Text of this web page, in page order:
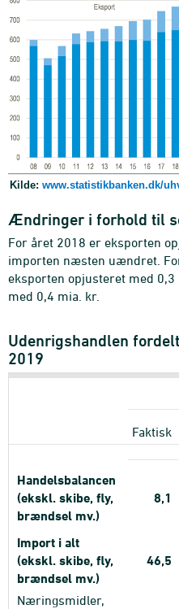
Kilde: www.statistikbanken.dk/
Ændringer i forhold til
For året 2018 er eksporten
importen næsten uændret.
eksporten opjusteret med
med 0,4 mia. kr.
Udenrigshandlen
2019
Faktisk
Handelsbalancen
(ekskl. skibe, fly,
brændsel mv.)
8,1
Import i alt
(ekskl. skibe, fly,
brændsel mv.)
46,5
Næringsmidler,